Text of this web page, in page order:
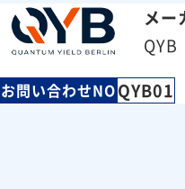
メー
お問い合わせNOQYB01